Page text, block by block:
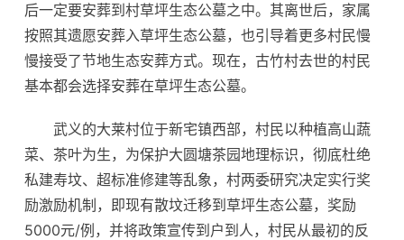
后一定要安葬到村草坪生态公墓之中。其离世后，家属
按照其遗愿安葬入草坪生态公墓，也引导着更多村民慢
慢接受了节地生态安葬方式。现在，古竹村去世的村民
基本都会选择安葬在草坪生态公墓。
武义的大莱村位于新宅镇西部，村民以种植高山蔬
菜、茶叶为生，为保护大圆塘茶园地理标识，彻底杜绝
私建寿坟、超标准修建等乱象，村两委研究决定实行奖
励激励机制，即现有散坟迁移到草坪生态公墓，奖励
5000元/例，并将政策宣传到户到人，村民从最初的反